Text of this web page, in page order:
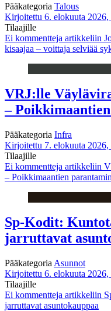
Pääkategoria Talous
Kirjoitettu 6. elokuuta 2026,
Tilaajille
Ei kommentteja artikkeliin
kisaajaa – voittaja selviää
VRJ:lle
–
Pääkategoria Infra
Kirjoitettu 7. elokuuta 2026,
Tilaajille
Ei kommentteja artikkeliin
– Poikkimaantien
Sp-Kodit:
jarruttavat
Pääkategoria Asunnot
Kirjoitettu 6. elokuuta 2026,
Tilaajille
Ei kommentteja artikkeliin
jarruttavat asuntokauppaa